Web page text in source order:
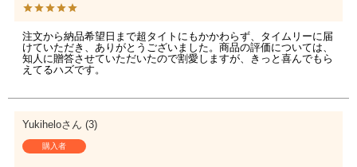
注文から納品希望日まで超タイトにもかかわらず、タイムリーに届
けていただき、ありがとうございました。商品の評価については、
知人に贈答させていただいたので割愛しますが、きっと喜んでもら
えてるハズです。
Yukihelo 3
購入者